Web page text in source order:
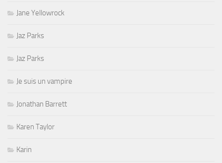
Jane Yellowrock
Jaz Parks
Jaz Parks
Je suis un vampire
Jonathan Barrett
Karen Taylor
Karin